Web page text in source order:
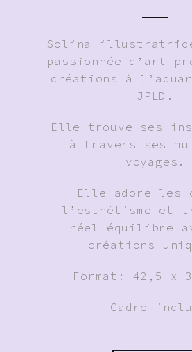
Solina illustratrice
passionnée d’art
créations à
JPLD.
Elle trouve ses
à travers ses
voyages.
Elle adore les
l’esthétisme et
réel équilibre
créations
Format: 42,5 x
Cadre